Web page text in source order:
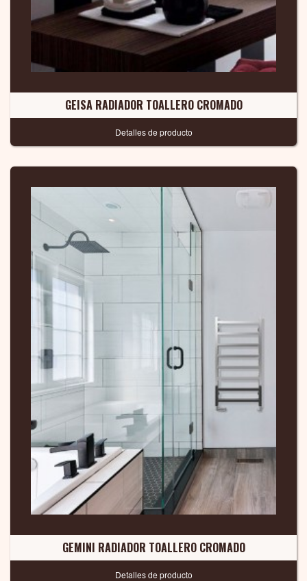
GEISA RADIADOR TOALLERO CROMADO
Detalles de producto
GEMINI RADIADOR TOALLERO CROMADO
Detalles de producto